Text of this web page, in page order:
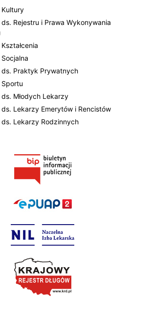
Kultury
ds. Rejestru i Prawa Wykonywania
Socjalna
ds. Praktyk Prywatnych
Sportu
ds. Młodych Lekarzy
ds. Lekarzy Emerytów i Rencistów
ds. Lekarzy Rodzinnych